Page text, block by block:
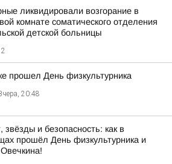
ликвидировали возгорание в
комнате соматического отделения
детской больницы
прошел День физкультурника
20:48
звёзды и безопасность: как в
прошёл День физкультурника и